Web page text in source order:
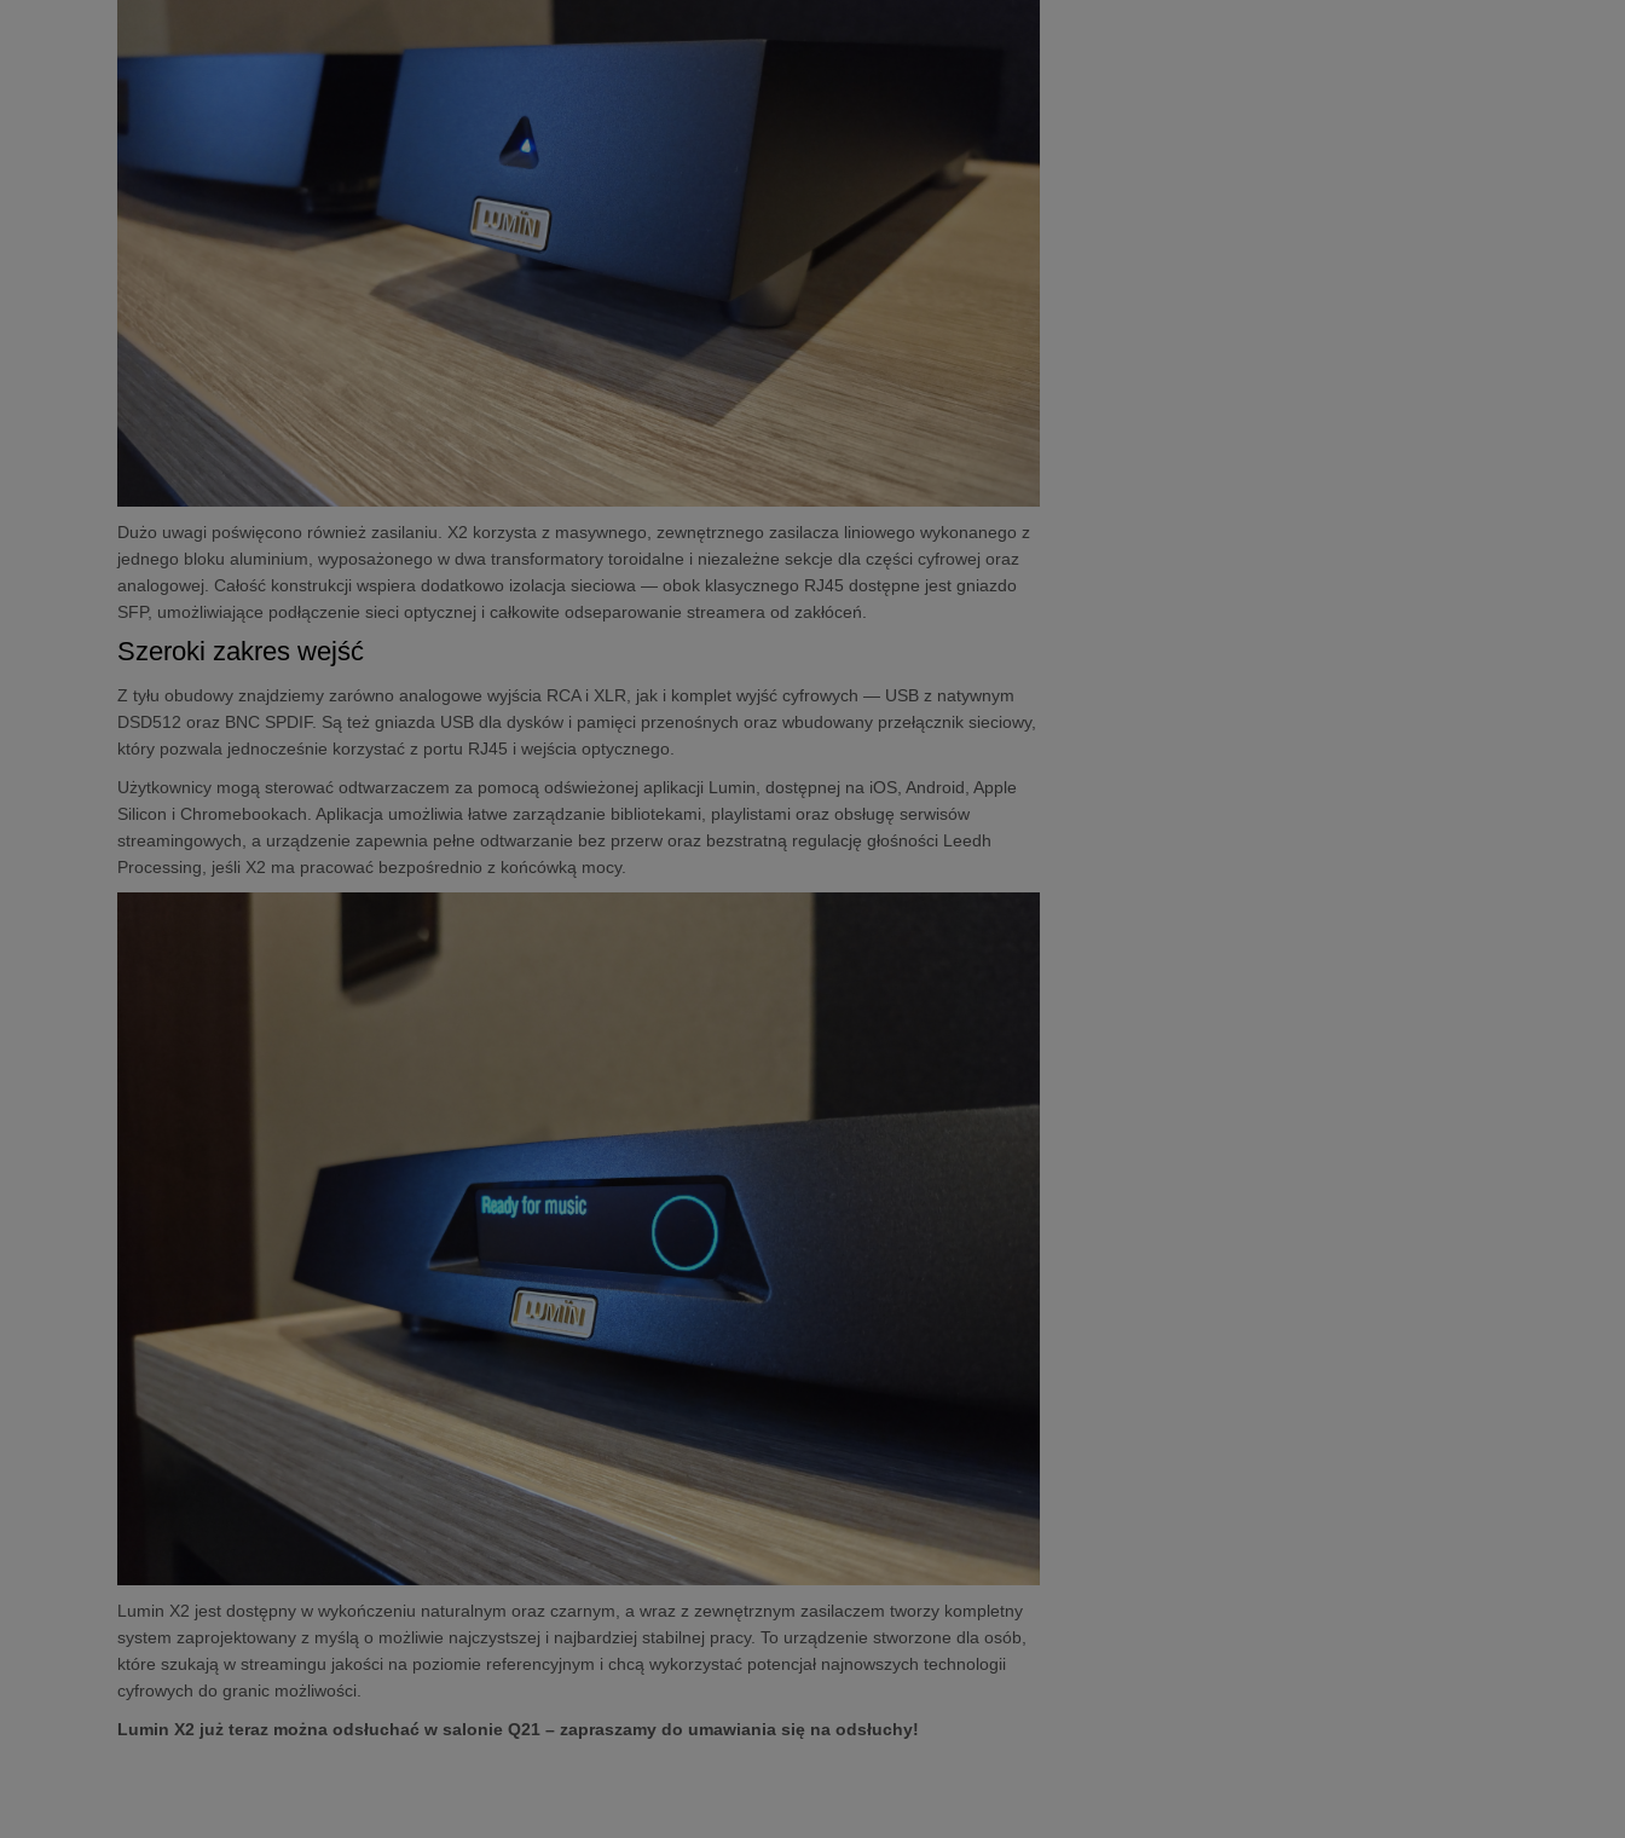
Dużo uwagi poświęcono również zasilaniu. X2 korzysta z masywnego, zewnętrznego zasilacza liniowego wykonanego z
jednego bloku aluminium, wyposażonego w dwa transformatory toroidalne i niezależne sekcje dla części cyfrowej oraz
analogowej. Całość konstrukcji wspiera dodatkowo izolacja sieciowa — obok klasycznego RJ45 dostępne jest gniazdo
SFP, umożliwiające podłączenie sieci optycznej i całkowite odseparowanie streamera od zakłóceń.
Szeroki zakres wejść
Z tyłu obudowy znajdziemy zarówno analogowe wyjścia RCA i XLR, jak i komplet wyjść cyfrowych — USB z natywnym
DSD512 oraz BNC SPDIF. Są też gniazda USB dla dysków i pamięci przenośnych oraz wbudowany przełącznik sieciowy,
który pozwala jednocześnie korzystać z portu RJ45 i wejścia optycznego.
Użytkownicy mogą sterować odtwarzaczem za pomocą odświeżonej aplikacji Lumin, dostępnej na iOS, Android, Apple
Silicon i Chromebookach. Aplikacja umożliwia łatwe zarządzanie bibliotekami, playlistami oraz obsługę serwisów
streamingowych, a urządzenie zapewnia pełne odtwarzanie bez przerw oraz bezstratną regulację głośności Leedh
Processing, jeśli X2 ma pracować bezpośrednio z końcówką mocy.
Lumin X2 jest dostępny w wykończeniu naturalnym oraz czarnym, a wraz z zewnętrznym zasilaczem tworzy kompletny
system zaprojektowany z myślą o możliwie najczystszej i najbardziej stabilnej pracy. To urządzenie stworzone dla osób,
które szukają w streamingu jakości na poziomie referencyjnym i chcą wykorzystać potencjał najnowszych technologii
cyfrowych do granic możliwości.
Lumin X2 już teraz można odsłuchać w salonie Q21 – zapraszamy do umawiania się na odsłuchy!